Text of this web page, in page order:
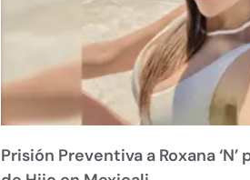
Prisión Preventiva a Roxana